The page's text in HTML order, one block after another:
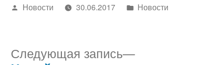
Написано
Новости 30.06.2017
Написано
Новости
Следующая запись
Следующая